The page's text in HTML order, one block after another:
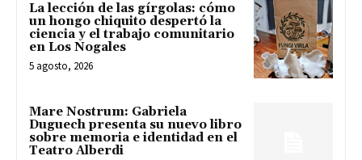
La lección de las gírgolas: cómo
un hongo chiquito despertó la
ciencia y el trabajo comunitario
en Los Nogales
5 agosto, 2026
Mare Nostrum: Gabriela
Duguech presenta su nuevo libro
sobre memoria e identidad en el
Teatro Alberdi